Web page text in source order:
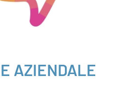
AZIENDALE